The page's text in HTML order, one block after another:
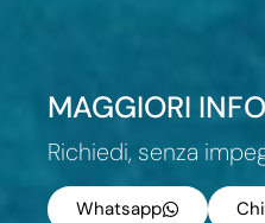
MAGGIORI
Richiedi, senza
Whatsapp